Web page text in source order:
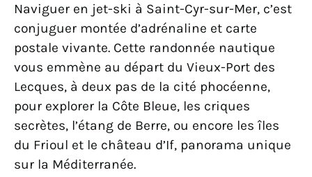
Naviguer en jet-ski à Saint-Cyr-sur-Mer, c’est
conjuguer montée d’adrénaline et carte
postale vivante. Cette randonnée nautique
vous emmène au départ du Vieux-Port des
Lecques, à deux pas de la cité phocéenne,
pour explorer la Côte Bleue, les criques
secrètes, l’étang de Berre, ou encore les îles
du Frioul et le château d’If, panorama unique
sur la Méditerranée.